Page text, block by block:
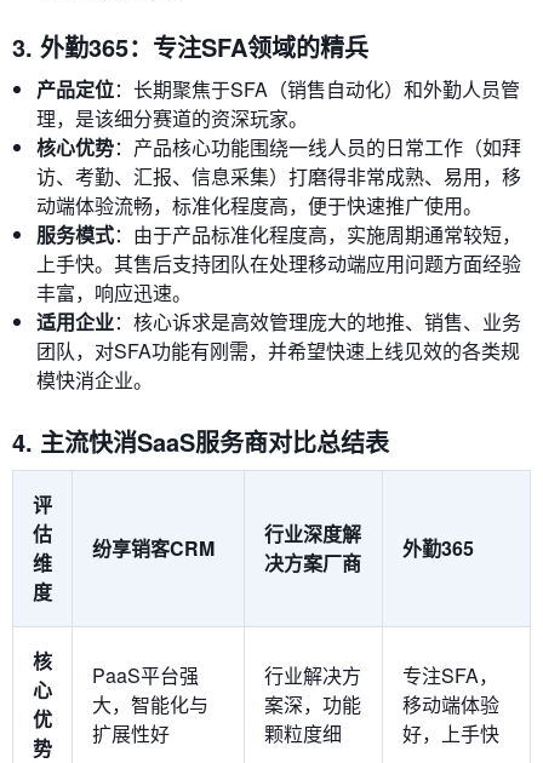
3. 外勤365：专注SFA领域的精兵
产品定位：长期聚焦于SFA（销售自动化）和外勤人员管
理，是该细分赛道的资深玩家。
核心优势：产品核心功能围绕一线人员的日常工作（如拜
访、考勤、汇报、信息采集）打磨得非常成熟、易用，移
动端体验流畅，标准化程度高，便于快速推广使用。
服务模式：由于产品标准化程度高，实施周期通常较短，
上手快。其售后支持团队在处理移动端应用问题方面经验
丰富，响应迅速。
适用企业：核心诉求是高效管理庞大的地推、销售、业务
团队，对SFA功能有刚需，并希望快速上线见效的各类规
模快消企业。
4. 主流快消SaaS服务商对比总结表
评
估
维
度
纷享销客CRM
行业深度解
决方案厂商
外勤365
核
心
优
势
PaaS平台强
大，智能化与
扩展性好
行业解决方
案深，功能
颗粒度细
专注SFA，
移动端体验
好，上手快